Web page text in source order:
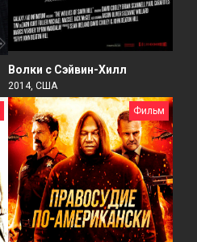
Волки с Сэйвин-Хилл
2014, США
Фильм